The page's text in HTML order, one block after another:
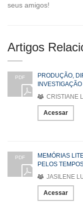
seus amigos!
Artigos
PDF
PRODUÇÃO,
CRISTIANE
Acessar
PDF
MEMÓRIAS
PELOS
JASILENE
Acessar